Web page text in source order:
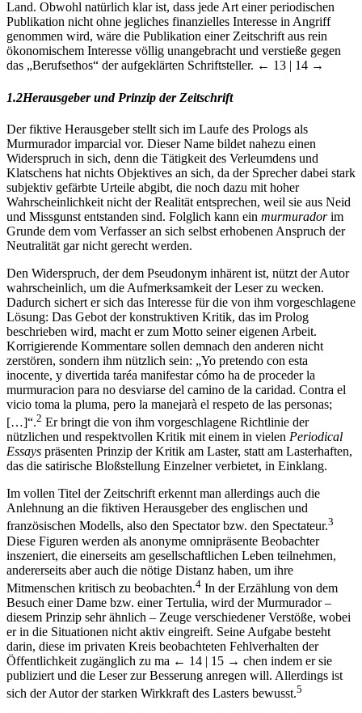
Land. Obwohl natürlich klar ist, dass jede Art einer periodischen
Publikation nicht ohne jegliches finanzielles Interesse in Angriff
genommen wird, wäre die Publikation einer Zeitschrift aus rein
ökonomischem Interesse völlig unangebracht und verstieße gegen
das „Berufsethos“ der aufgeklärten Schriftsteller. ← 13 | 14 →
1.2Herausgeber und Prinzip der Zeitschrift
Der fiktive Herausgeber stellt sich im Laufe des Prologs als
Murmurador imparcial vor. Dieser Name bildet nahezu einen
Widerspruch in sich, denn die Tätigkeit des Verleumdens und
Klatschens hat nichts Objektives an sich, da der Sprecher dabei stark
subjektiv gefärbte Urteile abgibt, die noch dazu mit hoher
Wahrscheinlichkeit nicht der Realität entsprechen, weil sie aus Neid
und Missgunst entstanden sind. Folglich kann ein murmuradorim
Grunde dem vom Verfasser an sich selbst erhobenen Anspruch der
Neutralität gar nicht gerecht werden.
Den Widerspruch, der dem Pseudonym inhärent ist, nützt der Autor
wahrscheinlich, um die Aufmerksamkeit der Leser zu wecken.
Dadurch sichert er sich das Interesse für die von ihm vorgeschlagene
Lösung: Das Gebot der konstruktiven Kritik, das im Prolog
beschrieben wird, macht er zum Motto seiner eigenen Arbeit.
Korrigierende Kommentare sollen demnach den anderen nicht
zerstören, sondern ihm nützlich sein: „Yo pretendo con esta
inocente, y divertida taréa manifestar cómo ha de proceder la
murmuracion para no desviarse del camino de la caridad. Contra el
vicio toma la pluma, pero la manejarà el respeto de las personas;
[…]“.2 Er bringt die von ihm vorgeschlagene Richtlinie der
nützlichen und respektvollen Kritik mit einem in vielen Periodical
Essays präsenten Prinzip der Kritik am Laster, statt am Lasterhaften,
das die satirische Bloßstellung Einzelner verbietet, in Einklang.
Im vollen Titel der Zeitschrift erkennt man allerdings auch die
Anlehnung an die fiktiven Herausgeber des englischen und
französischen Modells, also den Spectator bzw. den Spectateur.3
Diese Figuren werden als anonyme omnipräsente Beobachter
inszeniert, die einerseits am gesellschaftlichen Leben teilnehmen,
andererseits aber auch die nötige Distanz haben, um ihre
Mitmenschen kritisch zu beobachten.4 In der Erzählung von dem
Besuch einer Dame bzw. einer Tertulia, wird der Murmurador –
diesem Prinzip sehr ähnlich – Zeuge verschiedener Verstöße, wobei
er in die Situationen nicht aktiv eingreift. Seine Aufgabe besteht
darin, diese im privaten Kreis beobachteten Fehlverhalten der
Öffentlichkeit zugänglich zu ma ← 14 | 15 → chen indem er sie
publiziert und die Leser zur Besserung anregen will. Allerdings ist
sich der Autor der starken Wirkkraft des Lasters bewusst.5